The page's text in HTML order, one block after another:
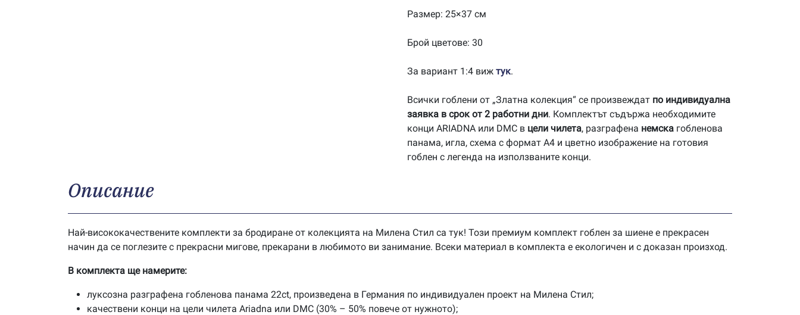
Размер: 25×37 см
Брой цветове: 30
За вариант 1:4 виж тук.
Всички гоблени от „Златна колекция“ се произвеждат по индивидуална
заявка в срок от 2 работни дни. Комплектът съдържа необходимите
конци ARIADNA или DMC в цели чилета, разграфена немска гобленова
панама, игла, схема с формат А4 и цветно изображение на готовия
гоблен с легенда на използваните конци.
Описание
Най-висококачествените комплекти за бродиране от колекцията на Милена Стил са тук! Този премиум комплект гоблен за шиене е прекрасен
начин да се поглезите с прекрасни мигове, прекарани в любимото ви занимание. Всеки материал в комплекта е екологичен и с доказан произход.
В комплекта ще намерите:
луксозна разграфена гобленова панама 22ct, произведена в Германия по индивидуален проект на Милена Стил;
качествени конци на цели чилета Ariadna или DMC (30% – 50% повече от нужното);